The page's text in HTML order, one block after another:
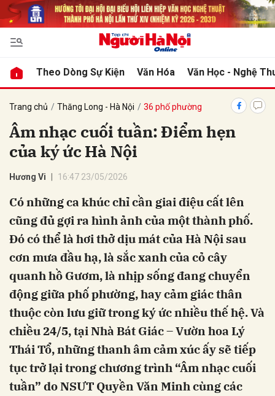
Theo Dòng Sự Kiện Văn Hóa Văn Học - Nghệ
Trang chủ Thăng Long - Hà Nội 36 phố phường
Âm nhạc cuối tuần: Điểm hẹn
của ký ức Hà Nội
Hương Vi 16:47 23/05/2026
Có những ca khúc chỉ cần giai điệu cất lên
cũng đủ gợi ra hình ảnh của một thành phố.
Đó có thể là hơi thở dịu mát của Hà Nội sau
cơn mưa đầu hạ, là sắc xanh của cỏ cây
quanh hồ Gươm, là nhịp sống đang chuyển
động giữa phố phường, hay cảm giác thân
thuộc còn lưu giữ trong ký ức nhiều thế hệ. Và
chiều 24/5, tại Nhà Bát Giác – Vườn hoa Lý
Thái Tổ, những thanh âm cảm xúc ấy sẽ tiếp
tục trở lại trong chương trình “Âm nhạc cuối
tuần” do NSƯT Quyền Văn Minh cùng các
luận
Hủy